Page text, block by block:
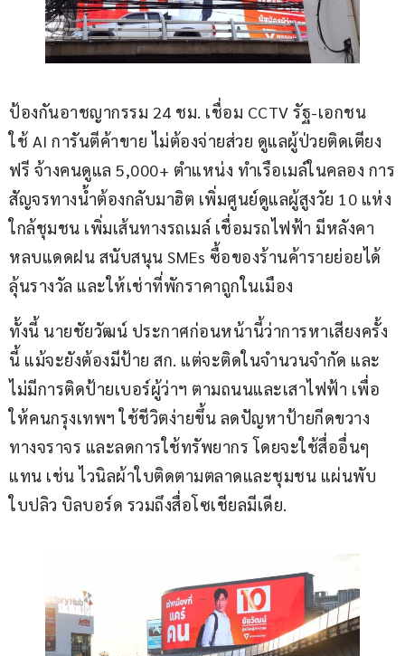
ป้องกันอาชญากรรม 24 ชม. เชื่อม CCTV รัฐ-เอกชน
ใช้ AI การันตีค้าขาย ไม่ต้องจ่ายส่วย ดูแลผู้ป่วยติดเตียง
ฟรี จ้างคนดูแล 5,000+ ตำแหน่ง ทำเรือเมล์ในคลอง การ
สัญจรทางน้ำต้องกลับมาฮิต เพิ่มศูนย์ดูแลผู้สูงวัย 10 แห่ง
ใกล้ชุมชน เพิ่มเส้นทางรถเมล์ เชื่อมรถไฟฟ้า มีหลังคา
หลบแดดฝน สนับสนุน SMEs ซื้อของร้านค้ารายย่อยได้
ลุ้นรางวัล และให้เช่าที่พักราคาถูกในเมือง
ทั้งนี้ นายชัยวัฒน์ ประกาศก่อนหน้านี้ว่าการหาเสียงครั้ง
นี้ แม้จะยังต้องมีป้าย สก. แต่จะติดในจำนวนจำกัด และ
ไม่มีการติดป้ายเบอร์ผู้ว่าฯ ตามถนนและเสาไฟฟ้า เพื่อ
ให้คนกรุงเทพฯ ใช้ชีวิตง่ายขึ้น ลดปัญหาป้ายกีดขวาง
ทางจราจร และลดการใช้ทรัพยากร โดยจะใช้สื่ออื่นๆ
แทน เช่น ไวนิลผ้าใบติดตามตลาดและชุมชน แผ่นพับ
ใบปลิว บิลบอร์ด รวมถึงสื่อโซเชียลมีเดีย.